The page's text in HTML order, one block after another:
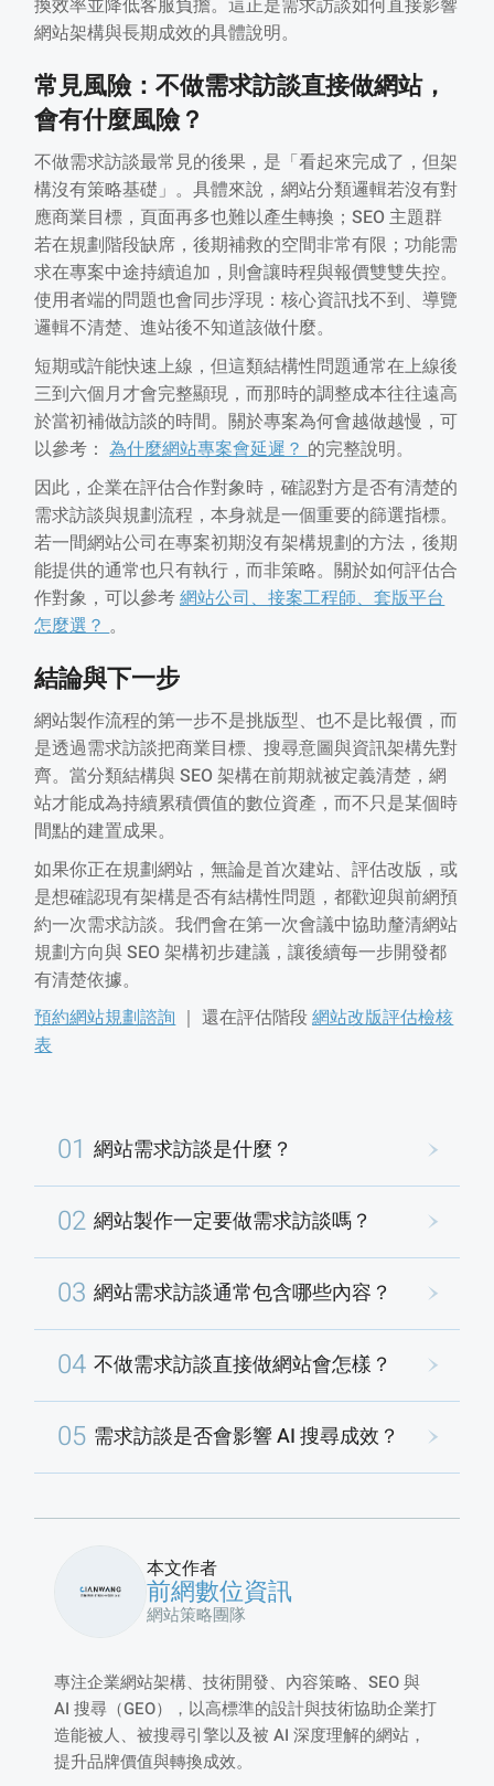
換效率並降低客服負擔。這正是需求訪談如何直接影響
網站架構與長期成效的具體說明。
常見風險：不做需求訪談直接做網站，
會有什麼風險？
不做需求訪談最常見的後果，是「看起來完成了，但架
構沒有策略基礎」。具體來說，網站分類邏輯若沒有對
應商業目標，頁面再多也難以產生轉換；SEO 主題群
若在規劃階段缺席，後期補救的空間非常有限；功能需
求在專案中途持續追加，則會讓時程與報價雙雙失控。
使用者端的問題也會同步浮現：核心資訊找不到、導覽
邏輯不清楚、進站後不知道該做什麼。
短期或許能快速上線，但這類結構性問題通常在上線後
三到六個月才會完整顯現，而那時的調整成本往往遠高
於當初補做訪談的時間。關於專案為何會越做越慢，可
以參考：為什麼網站專案會延遲？的完整說明。
因此，企業在評估合作對象時，確認對方是否有清楚的
需求訪談與規劃流程，本身就是一個重要的篩選指標。
若一間網站公司在專案初期沒有架構規劃的方法，後期
能提供的通常也只有執行，而非策略。關於如何評估合
作對象，可以參考網站公司、接案工程師、套版平台
怎麼選？ 。
結論與下一步
網站製作流程的第一步不是挑版型、也不是比報價，而
是透過需求訪談把商業目標、搜尋意圖與資訊架構先對
齊。當分類結構與 SEO 架構在前期就被定義清楚，網
站才能成為持續累積價值的數位資產，而不只是某個時
間點的建置成果。
如果你正在規劃網站，無論是首次建站、評估改版，或
是想確認現有架構是否有結構性問題，都歡迎與前網預
約一次需求訪談。我們會在第一次會議中協助釐清網站
規劃方向與 SEO 架構初步建議，讓後續每一步開發都
有清楚依據。
預約網站規劃諮詢 ｜ 還在評估階段網站改版評估檢核
表
01 網站需求訪談是什麼？
02 網站製作一定要做需求訪談嗎？
03 網站需求訪談通常包含哪些內容？
04 不做需求訪談直接做網站會怎樣？
05 需求訪談是否會影響 AI 搜尋成效？
本文作者
前網數位資訊
網站策略團隊
專注企業網站架構、技術開發、內容策略、SEO 與
AI 搜尋（GEO），以高標準的設計與技術協助企業打
造能被人、被搜尋引擎以及被 AI 深度理解的網站，
提升品牌價值與轉換成效。